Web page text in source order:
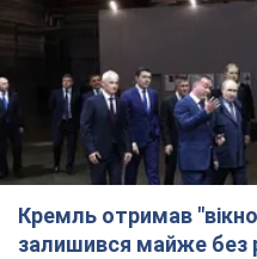
Кремль отримав
залишився майже без